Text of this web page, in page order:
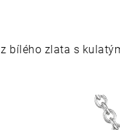
z bílého zlata s